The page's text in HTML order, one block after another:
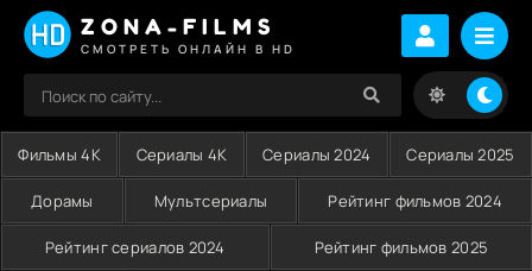
ZONA-FILMS
СМОТРЕТЬ ОНЛАЙН В HD
Фильмы 4K Сериалы 4K Сериалы 2024 Сериалы 2025
Дорамы Мультсериалы Рейтинг фильмов 2024
Рейтинг сериалов 2024 Рейтинг фильмов 2025